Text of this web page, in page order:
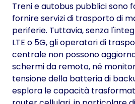
Treni e autobus pubblici sono
fornire servizi di trasporto di
periferie. Tuttavia, senza
LTE o 5G, gli operatori di
centrale non possono
schermi da remoto, né
tensione della batteria di
esplora le capacità